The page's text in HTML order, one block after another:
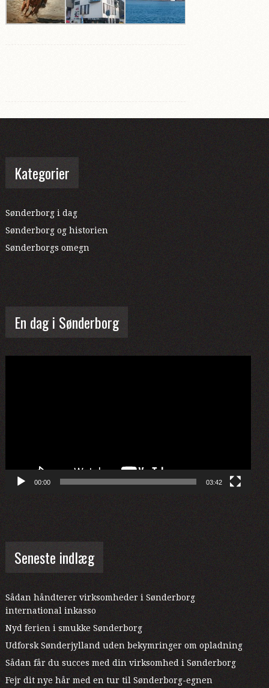
Kategorier
Sønderborg i dag
Sønderborg og historien
Sønderborgs omegn
En dag i Sønderborg
00:00 03:42
Seneste indlæg
Sådan håndterer virksomheder i Sønderborg
international inkasso
Nyd ferien i smukke Sønderborg
Udforsk Sønderjylland uden bekymringer om opladning
Sådan får du succes med din virksomhed i Sønderborg
Fejr dit nye hår med en tur til Sønderborg-egnen